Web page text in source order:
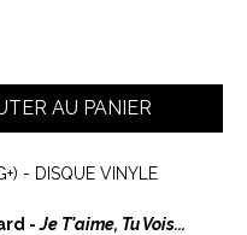
AU PANIER
- DISQUE VINYLE
-Je T'aime, Tu Vois...